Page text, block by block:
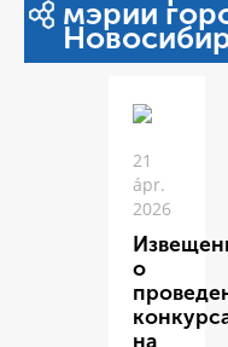
мэрии
21
ápr.
2026
о
на